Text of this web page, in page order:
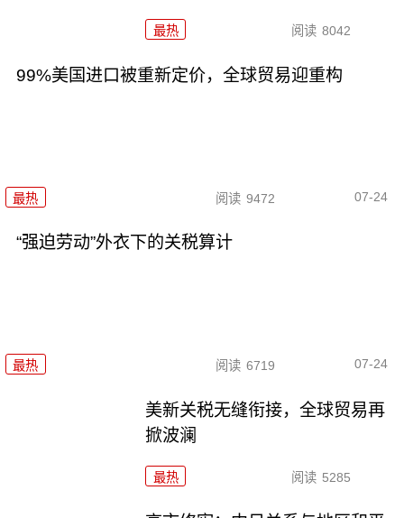
最热 阅读 8042
99%美国进口被重新定价，全球贸易迎重构
最热 阅读 9472 07-24
“强迫劳动”外衣下的关税算计
最热 阅读 6719 07-24
美新关税无缝衔接，全球贸易再
掀波澜
最热 阅读 5285